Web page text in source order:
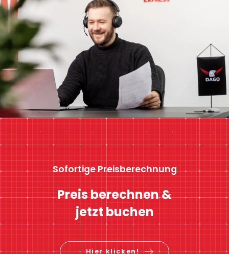
Sofortige Preisberechnung
Preis berechnen &
jetzt buchen
Hier klicken!